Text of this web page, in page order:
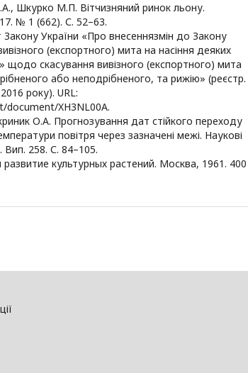
Шкурко М.П. Вітчизняний ринок льону.
№ 1 (662). С. 52–63.
України «Про внесеннязмін до Закону
(експортного) мита на насіння деяких
щодо скасування вивізного (експортного) мита
або неподрібненого, та рижію» (реєстр.
року). URL:
document/XH3NL00A.
О.А. Прогнозування дат стійкого переходу
повітря через зазначені межі. Наукові
258. С. 84–105.
культурных растений. Москва, 1961. 400